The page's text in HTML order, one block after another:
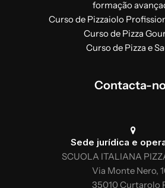
formação
Curso de Pizzaiolo
Curso de Pizza
Curso de Pizza e
Contacta-
Sede jurídica e
SCUOLA ITALIANA
Via Monte Nero,
35010 Curtarolo